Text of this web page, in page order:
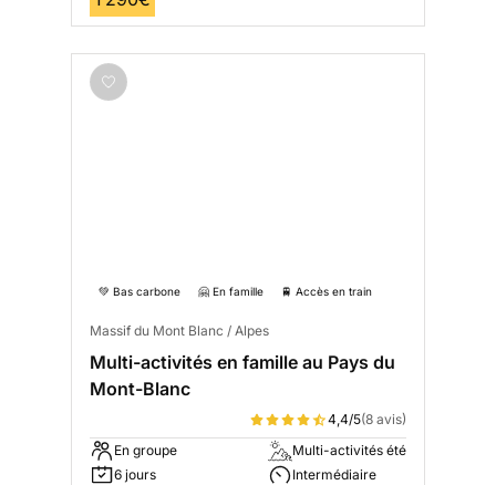
💚 Bas carbone 🤗 En famille 🚆 Accès en train
Massif du Mont Blanc / Alpes
Multi-activités en famille au Pays du
Mont-Blanc
4,4/5(8 avis)
En groupe
6 jours
Multi-activités été
Intermédiaire